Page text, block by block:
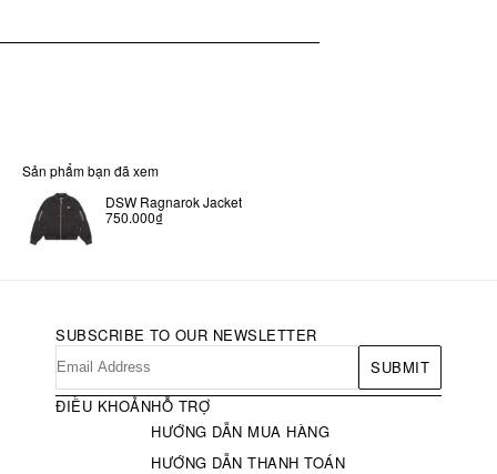
Sản phẩm bạn đã xem
DSW Ragnarok Jacket
750.000₫
SUBSCRIBE TO OUR NEWSLETTER
SUBMIT
ĐIỀU KHOẢNHỖ TRỢ
HƯỚNG DẪN MUA HÀNG
HƯỚNG DẪN THANH TOÁN